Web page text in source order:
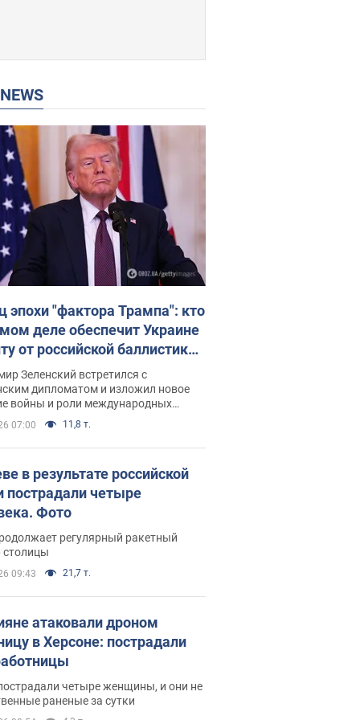
NEWS
эпохи "фактора Трампа": кто
деле обеспечит Украине
от российской баллистики.
с Безсмертным
Зеленский встретился с
дипломатом и изложил новое
войны и роли международных
в борьбе с Россией
07:00 11,8 т.
в результате российской
пострадали четыре
Фото
регулярный ракетный
столицы
09:43 21,7 т.
атаковали дроном
в Херсоне: пострадали
четыре женщины, и они не
раненые за сутки